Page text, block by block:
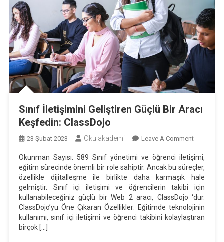
Sınıf İletişimini Geliştiren Güçlü Bir Aracı
Keşfedin: ClassDojo
23 Şubat 2023 Okulakademi Leave A CommentOn
İletişimini
Geliştiren
Güçlü
Bir
Aracı
Keşfedin:
Okunman Sayısı: 589 Sınıf yönetimi ve öğrenci iletişimi,
eğitim sürecinde önemli bir role sahiptir. Ancak bu süreçler,
özellikle dijitalleşme ile birlikte daha karmaşık hale
gelmiştir. Sınıf içi iletişimi ve öğrencilerin takibi için
kullanabileceğiniz güçlü bir Web 2 aracı, ClassDojo ‘dur.
ClassDojo’yu Öne Çıkaran Özellikler: Eğitimde teknolojinin
kullanımı, sınıf içi iletişimi ve öğrenci takibini kolaylaştıran
birçok […]